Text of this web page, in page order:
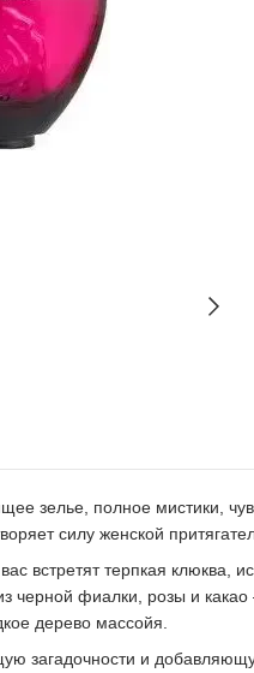
зелье, полное мистики,
силу женской
встретят терпкая клюква,
фиалки, розы и
дерево массойя.
загадочности и